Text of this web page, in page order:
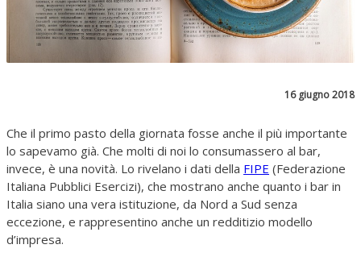
16 giugno 2018
Che il primo pasto della giornata fosse anche il più importante
lo sapevamo già. Che molti di noi lo consumassero al bar,
invece, è una novità. Lo rivelano i dati della FIPE (Federazione
Italiana Pubblici Esercizi), che mostrano anche quanto i bar in
Italia siano una vera istituzione, da Nord a Sud senza
eccezione, e rappresentino anche un redditizio modello
d’impresa.